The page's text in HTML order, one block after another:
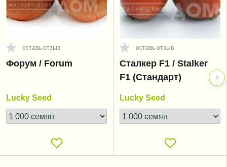
оставь отзыв
Форум / Forum
Lucky Seed
оставь отзыв
Сталкер F1 / Stalker
F1 (Стандарт)
Lucky Seed